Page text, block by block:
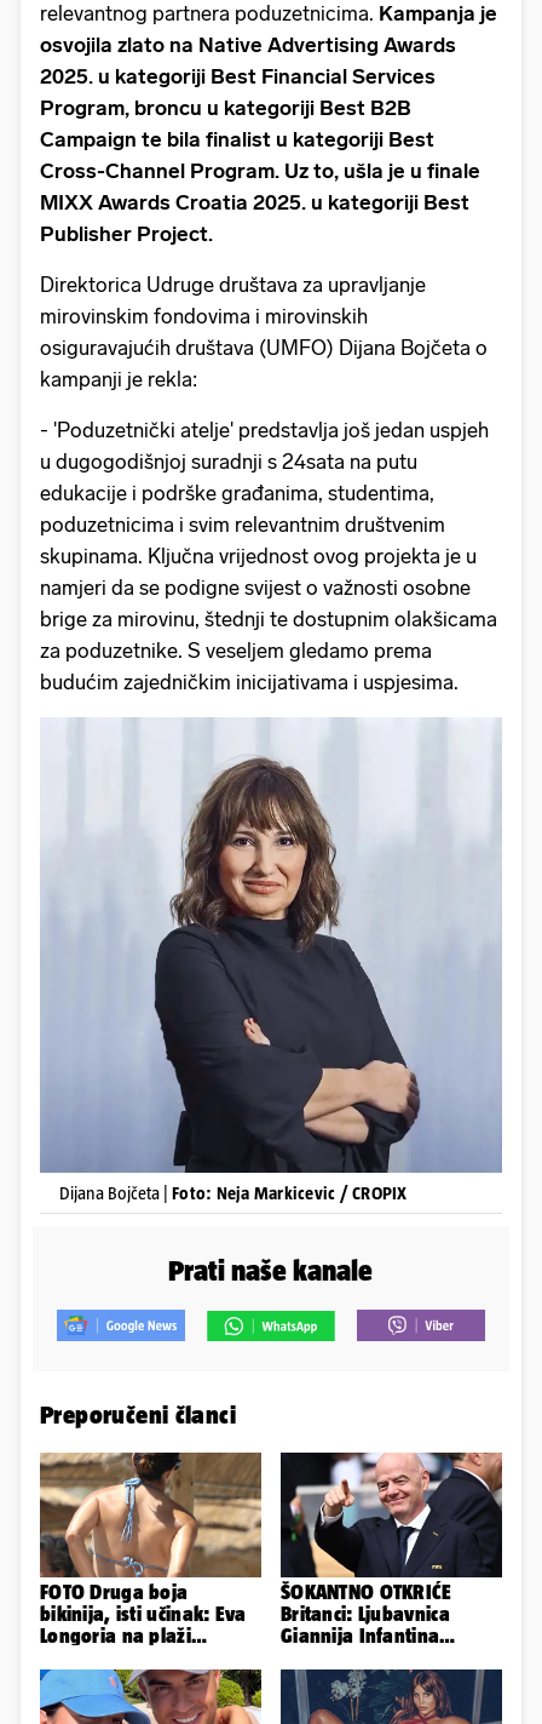
relevantnog partnera poduzetnicima. Kampanja je
osvojila zlato na Native Advertising Awards
2025. u kategoriji Best Financial Services
Program, broncu u kategoriji Best B2B
Campaign te bila finalist u kategoriji Best
Cross-Channel Program. Uz to, ušla je u finale
MIXX Awards Croatia 2025. u kategoriji Best
Publisher Project.
Direktorica Udruge društava za upravljanje
mirovinskim fondovima i mirovinskih
osiguravajućih društava (UMFO) Dijana Bojčeta o
kampanji je rekla:
- 'Poduzetnički atelje' predstavlja još jedan uspjeh
u dugogodišnjoj suradnji s 24sata na putu
edukacije i podrške građanima, studentima,
poduzetnicima i svim relevantnim društvenim
skupinama. Ključna vrijednost ovog projekta je u
namjeri da se podigne svijest o važnosti osobne
brige za mirovinu, štednji te dostupnim olakšicama
za poduzetnike. S veseljem gledamo prema
budućim zajedničkim inicijativama i uspjesima.
Dijana Bojčeta | Foto: Neja Markicevic / CROPIX
Prati naše kanale
Preporučeni članci
FOTO Druga boja
bikinija, isti učinak: Eva
Longoria na plaži
obline
ŠOKANTNO OTKRIĆE
Britanci: Ljubavnica
Giannija Infantina
Uefe!?